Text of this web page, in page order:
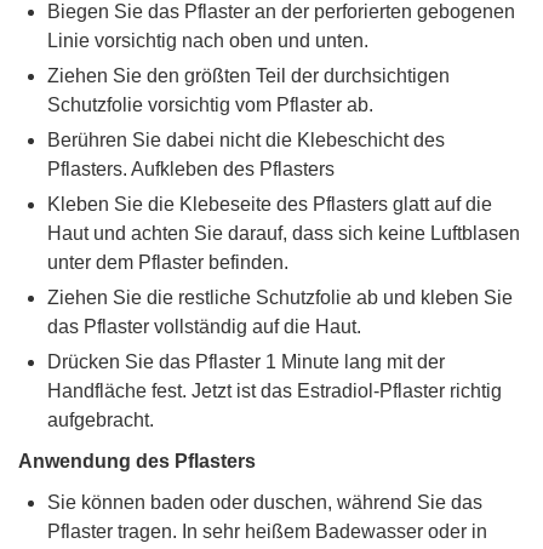
Biegen Sie das Pflaster an der perforierten gebogenen
Linie vorsichtig nach oben und unten.
Ziehen Sie den größten Teil der durchsichtigen
Schutzfolie vorsichtig vom Pflaster ab.
Berühren Sie dabei nicht die Klebeschicht des
Pflasters. Aufkleben des Pflasters
Kleben Sie die Klebeseite des Pflasters glatt auf die
Haut und achten Sie darauf, dass sich keine Luftblasen
unter dem Pflaster befinden.
Ziehen Sie die restliche Schutzfolie ab und kleben Sie
das Pflaster vollständig auf die Haut.
Drücken Sie das Pflaster 1 Minute lang mit der
Handfläche fest. Jetzt ist das Estradiol-Pflaster richtig
aufgebracht.
Anwendung des Pflasters
Sie können baden oder duschen, während Sie das
Pflaster tragen. In sehr heißem Badewasser oder in